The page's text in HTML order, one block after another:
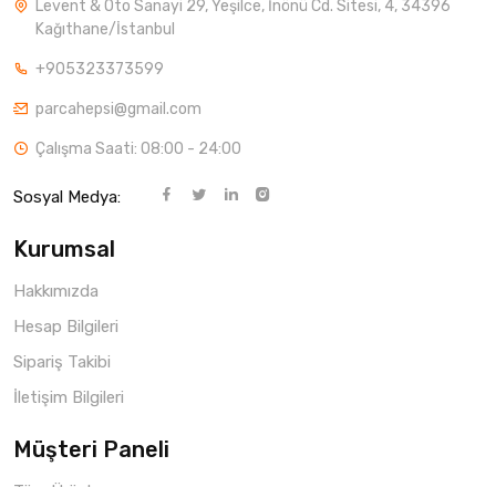
Levent & Oto Sanayi 29, Yeşilce, İnönü Cd. Sitesi, 4, 34396
Kağıthane/İstanbul
+905323373599
parcahepsi@gmail.com
Çalışma Saati: 08:00 - 24:00
Sosyal Medya:
Kurumsal
Hakkımızda
Hesap Bilgileri
Sipariş Takibi
İletişim Bilgileri
Müşteri Paneli